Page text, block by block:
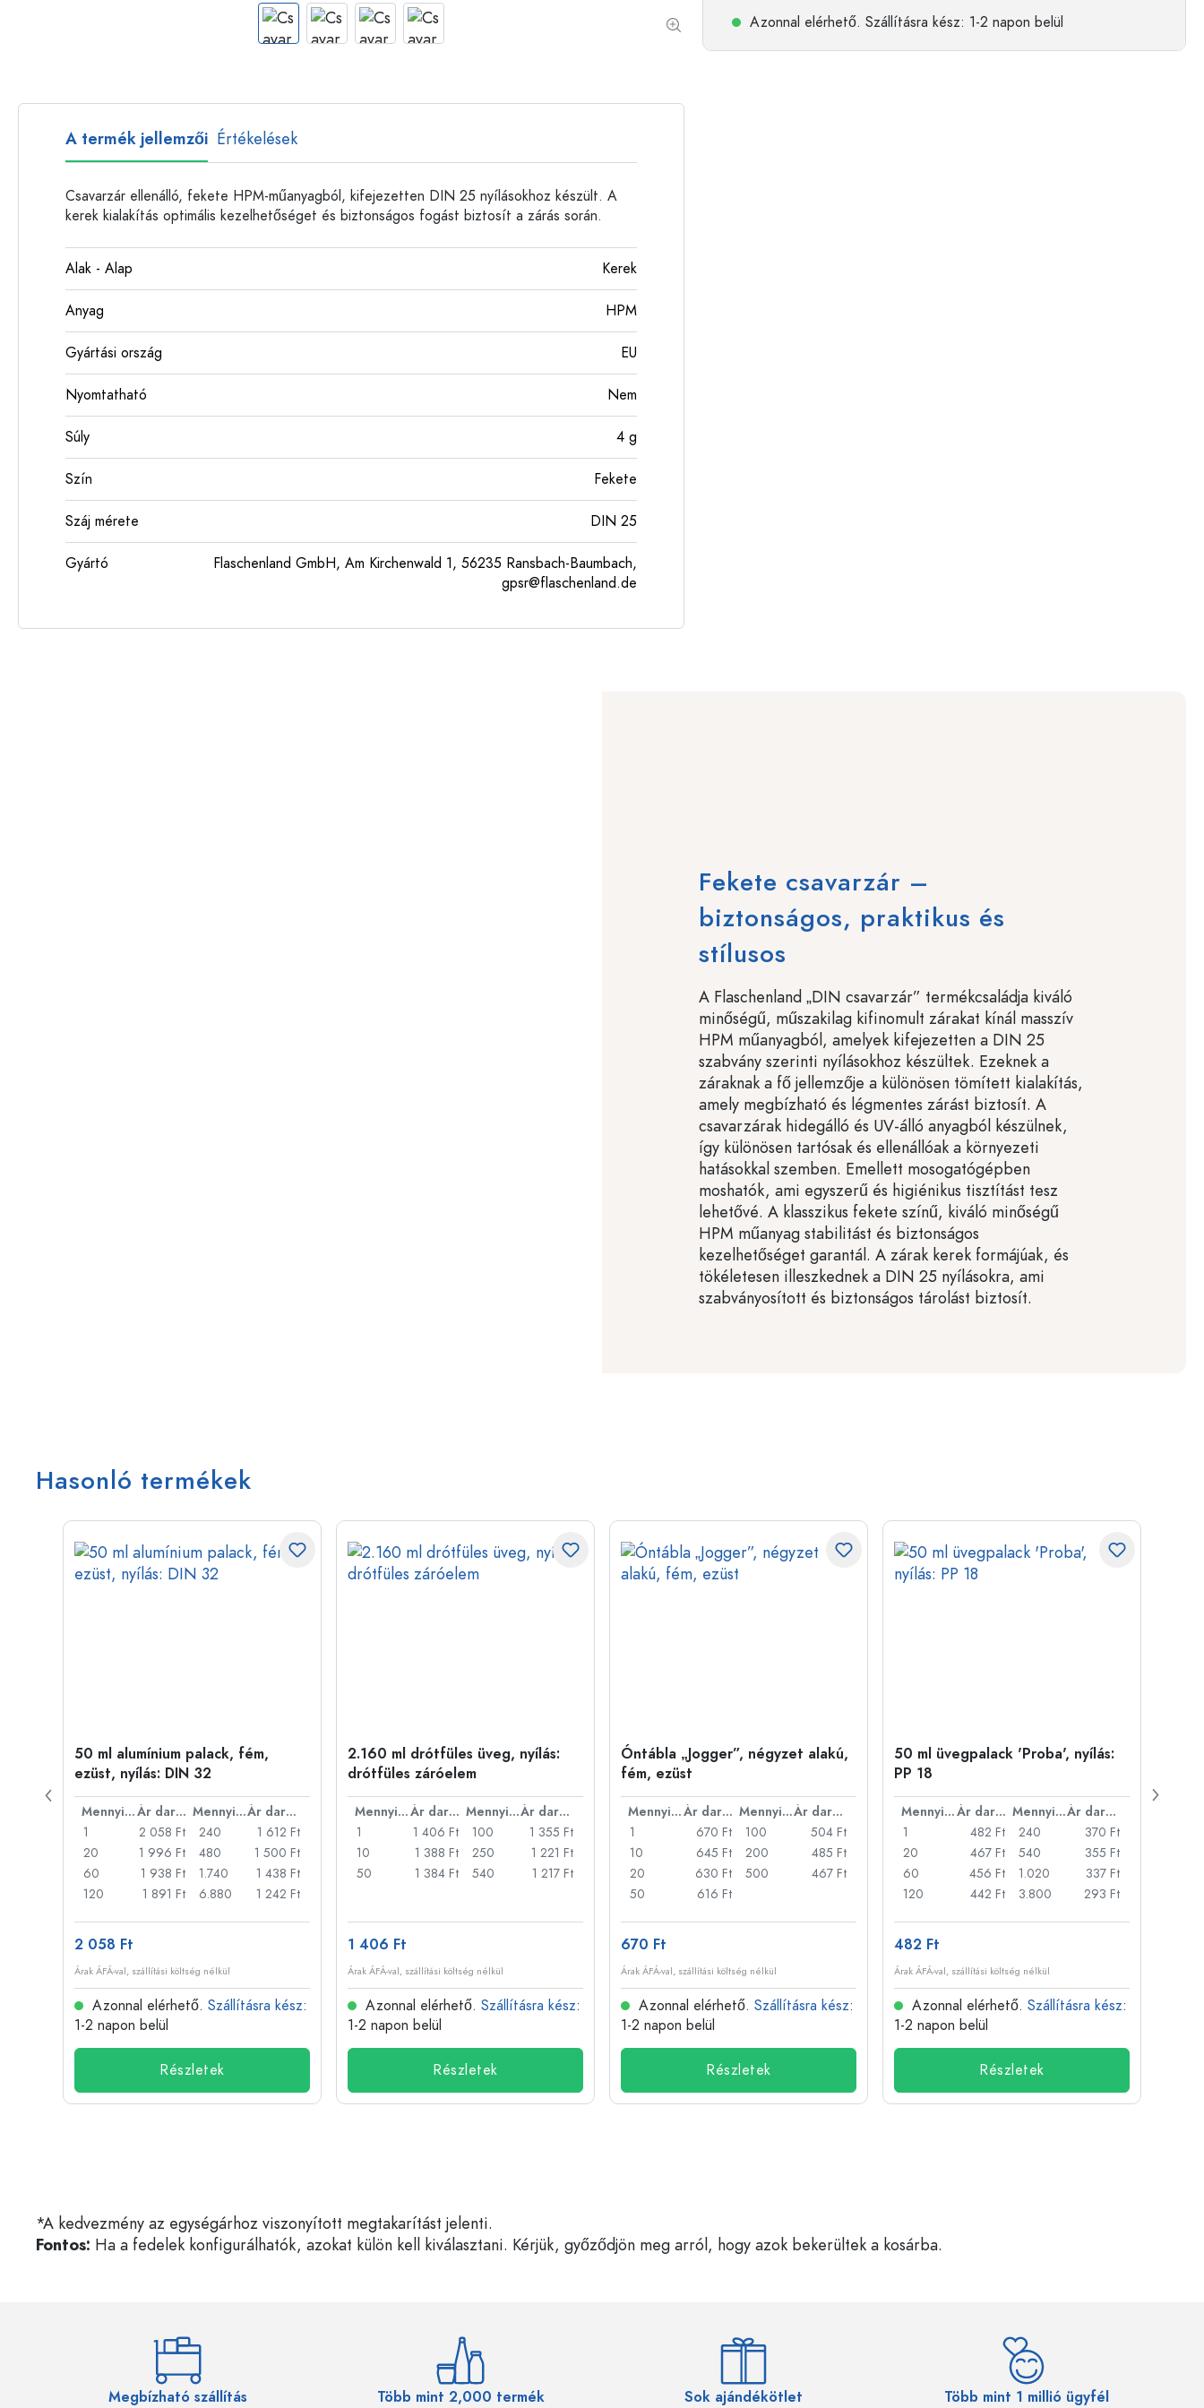
Műanyag palackok
Azonnal elérhető. Szállításra kész: 1-2 napon belül
A termék jellemzői Értékelések
Csavarzár ellenálló, fekete HPM-műanyagból, kifejezetten DIN 25 nyílásokhoz készült. A
kerek kialakítás optimális kezelhetőséget és biztonságos fogást biztosít a zárás során.
Alak - Alap Kerek
Anyag HPM
Gyártási ország EU
Nyomtatható Nem
Súly 4 g
Szín Fekete
Száj mérete DIN 25
Gyártó
Flaschenland GmbH, Am Kirchenwald 1, 56235 Ransbach-Baumbach,
gpsr@flaschenland.de
Fekete csavarzár –
biztonságos, praktikus és
stílusos
A Flaschenland „DIN csavarzár” termékcsaládja kiváló
minőségű, műszakilag kifinomult zárakat kínál masszív
HPM műanyagból, amelyek kifejezetten a DIN 25
szabvány szerinti nyílásokhoz készültek. Ezeknek a
záraknak a fő jellemzője a különösen tömített kialakítás,
amely megbízható és légmentes zárást biztosít. A
csavarzárak hidegálló és UV-álló anyagból készülnek,
így különösen tartósak és ellenállóak a környezeti
hatásokkal szemben. Emellett mosogatógépben
moshatók, ami egyszerű és higiénikus tisztítást tesz
lehetővé. A klasszikus fekete színű, kiváló minőségű
HPM műanyag stabilitást és biztonságos
kezelhetőséget garantál. A zárak kerek formájúak, és
tökéletesen illeszkednek a DIN 25 nyílásokra, ami
szabványosított és biztonságos tárolást biztosít.
Hasonló termékek
50 ml alumínium palack, fém,
ezüst, nyílás: DIN 32
Mennyiség Ár darabonként Mennyiség
Ár darabonként
1
2 058 Ft
20
1 996 Ft
60
1 938 Ft
120
1 891 Ft
240
1 612 Ft
480
1 500 Ft
1.740
1 438 Ft
6.880
1 242 Ft
2 058 Ft
Árak ÁFÁ-val, szállítási költség nélkül
Azonnal elérhető. Szállításra kész:
1-2 napon belül
Részletek
2.160 ml drótfüles üveg, nyílás:
drótfüles záróelem
Mennyiség Ár darabonként Mennyiség
Ár darabonként
1
1 406 Ft
10
1 388 Ft
50
1 384 Ft
100
1 355 Ft
250
1 221 Ft
540
1 217 Ft
1 406 Ft
Árak ÁFÁ-val, szállítási költség nélkül
Azonnal elérhető. Szállításra kész:
1-2 napon belül
Részletek
Óntábla „Jogger”, négyzet alakú,
fém, ezüst
Mennyiség Ár darabonként Mennyiség
Ár darabonként
1
670 Ft
10
645 Ft
20
630 Ft
50
616 Ft
100
504 Ft
200
485 Ft
500
467 Ft
670 Ft
Árak ÁFÁ-val, szállítási költség nélkül
Azonnal elérhető. Szállításra kész:
1-2 napon belül
Részletek
50 ml üvegpalack 'Proba', nyílás:
PP 18
Mennyiség Ár darabonként Mennyiség
Ár darabonként
1
482 Ft
20
467 Ft
60
456 Ft
120
442 Ft
240
370 Ft
540
355 Ft
1.020
337 Ft
3.800
293 Ft
482 Ft
Árak ÁFÁ-val, szállítási költség nélkül
Azonnal elérhető. Szállításra kész:
1-2 napon belül
Részletek
*A kedvezmény az egységárhoz viszonyított megtakarítást jelenti.
Fontos: Ha a fedelek konfigurálhatók, azokat külön kell kiválasztani. Kérjük, győződjön meg arról, hogy azok bekerültek a kosárba.
Megbízható szállítás Több mint 2,000 termék Sok ajándékötlet Több mint 1 millió ügyfél